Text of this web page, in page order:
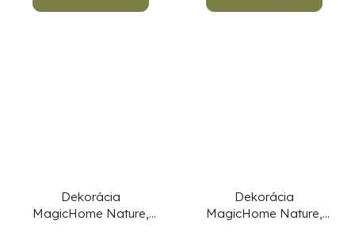
Dekorácia
MagicHome Nature,
Dekorácia
MagicHome Nature,